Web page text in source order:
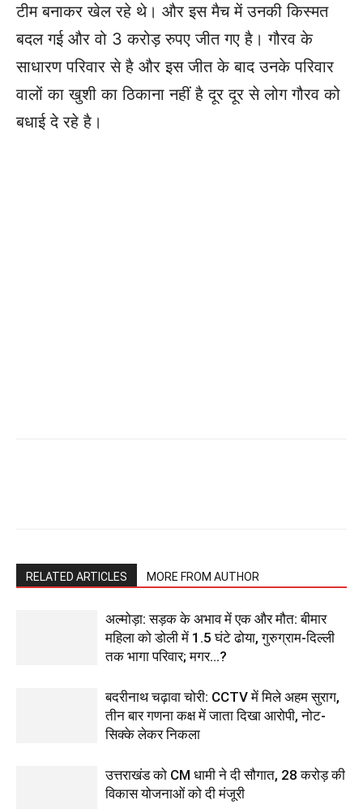
टीम बनाकर खेल रहे थे। और इस मैच में उनकी किस्मत
बदल गई और वो 3 करोड़ रुपए जीत गए है। गौरव के
साधारण परिवार से है और इस जीत के बाद उनके परिवार
वालों का खुशी का ठिकाना नहीं है दूर दूर से लोग गौरव को
बधाई दे रहे है।
RELATED ARTICLES MORE FROM AUTHOR
अल्मोड़ा: सड़क के अभाव में एक और मौत: बीमार
महिला को डोली में 1.5 घंटे ढोया, गुरुग्राम-दिल्ली
तक भागा परिवार; मगर…?
बदरीनाथ चढ़ावा चोरी: CCTV में मिले अहम सुराग,
तीन बार गणना कक्ष में जाता दिखा आरोपी, नोट-
सिक्के लेकर निकला
उत्तराखंड को CM धामी ने दी सौगात, 28 करोड़ की
विकास योजनाओं को दी मंजूरी